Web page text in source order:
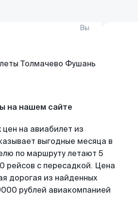
Вы
на нашем сайте
на авиабилет из
выгодные месяца в
по маршруту летают 5
рейсов с пересадкой. Цена
дорогая из найденных
рублей авиакомпанией